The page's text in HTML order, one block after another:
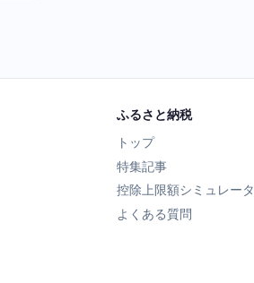
ふるさと納税
トップ
特集記事
控除上限額シミュレータ
よくある質問